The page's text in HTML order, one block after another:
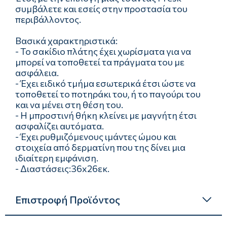
συμβάλετε και εσείς στην προστασία του
περιβάλλοντος.
Βασικά χαρακτηριστικά:
- Το σακίδιο πλάτης έχει χωρίσματα για να
μπορεί να τοποθετεί τα πράγματα του με
ασφάλεια.
- Έχει ειδικό τμήμα εσωτερικά έτσι ώστε να
τοποθετεί το ποτηράκι του, ή το παγούρι του
και να μένει στη θέση του.
- Η μπροστινή θήκη κλείνει με μαγνήτη έτσι
ασφαλίζει αυτόματα.
- Έχει ρυθμιζόμενους ιμάντες ώμου και
στοιχεία από δερματίνη που της δίνει μια
ιδιαίτερη εμφάνιση.
- Διαστάσεις:36x26εκ.
Επιστροφή Προϊόντος